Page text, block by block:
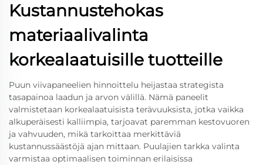
Kustannustehokas
materiaalivalinta
korkealaatuisille tuotteille
Puun viivapaneelien hinnoittelu heijastaa strategista
tasapainoa laadun ja arvon välillä. Nämä paneelit
valmistetaan korkealaatuisista terävuuksista, jotka vaikka
alkuperäisesti kalliimpia, tarjoavat paremman kestovuoren
ja vahvuuden, mikä tarkoittaa merkittäviä
kustannussäästöjä ajan mittaan. Puulajien tarkka valinta
varmistaa optimaalisen toiminnan erilaisissa